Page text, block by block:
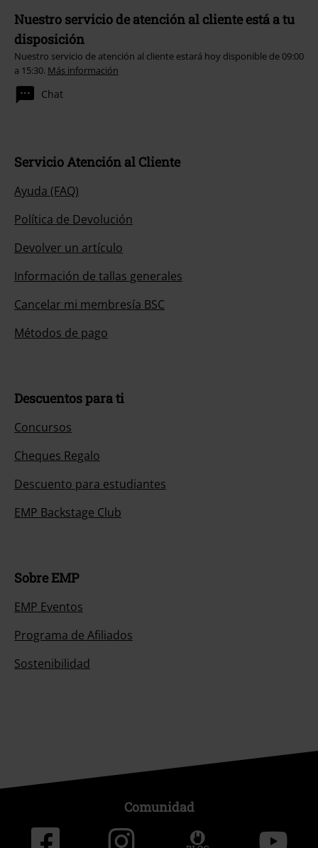
Nuestro servicio de atención al cliente está a tu
disposición
Nuestro servicio de atención al cliente estará hoy disponible de 09:00
a 15:30. Más información
Chat
Servicio Atención al Cliente
Ayuda (FAQ)
Política de Devolución
Devolver un artículo
Información de tallas generales
Cancelar mi membresía BSC
Métodos de pago
Descuentos para ti
Concursos
Cheques Regalo
Descuento para estudiantes
EMP Backstage Club
Sobre EMP
EMP Eventos
Programa de Afiliados
Sostenibilidad
Comunidad